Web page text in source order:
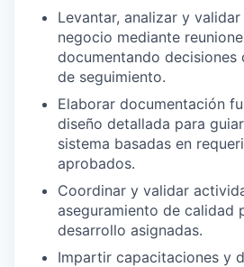
Levantar, analizar y
negocio mediante
documentando decisiones
de seguimiento.
Elaborar documentación
diseño detallada para
sistema basadas en
aprobados.
Coordinar y validar
aseguramiento de calidad
desarrollo asignadas.
Impartir capacitaciones y